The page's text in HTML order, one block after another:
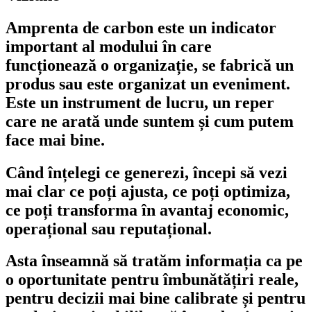
Amprenta de carbon este un indicator
important al modului în care
funcționează o organizație, se fabrică un
produs sau este organizat un eveniment.
Este un instrument de lucru, un reper
care ne arată unde suntem și cum putem
face mai bine.
Când înțelegi ce generezi, începi să vezi
mai clar ce poți ajusta, ce poți optimiza,
ce poți transforma în avantaj economic,
operațional sau reputațional.
Asta înseamnă să tratăm informația ca pe
o oportunitate pentru îmbunătățiri reale,
pentru decizii mai bine calibrate și pentru